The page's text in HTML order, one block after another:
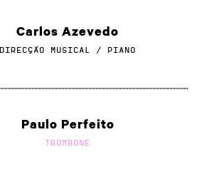
Carlos Azevedo
DIRECÇÃO MUSICAL / PIANO
Paulo Perfeito
TROMBONE